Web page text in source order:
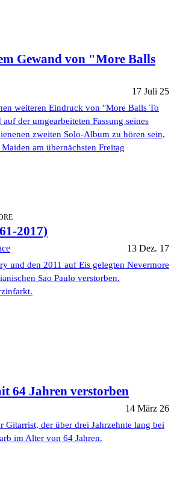
Gewand von "More Balls
17 Juli 25
weiteren Eindruck von "More Balls To
der umgearbeiteten Fassung seines
zweiten Solo-Album zu hören sein,
am übernächsten Freitag
2017)
13 Dez. 17
und den 2011 auf Eis gelegten Nevermore
Sao Paulo verstorben.
64 Jahren verstorben
14 März 26
Gitarrist, der über drei Jahrzehnte lang bei
im Alter von 64 Jahren.